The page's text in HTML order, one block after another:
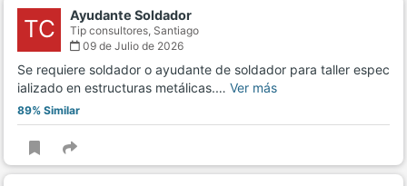
TC Ayudante Soldador
Tip consultores, Santiago
09 de Julio de 2026
Se requiere soldador o ayudante de soldador para taller espec
ializado en estructuras metálicas.… Ver más
89% Similar